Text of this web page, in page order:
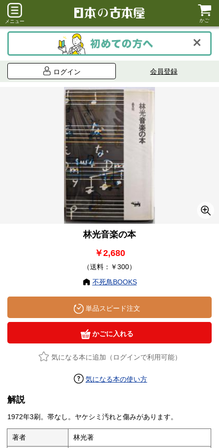
メニュー かご
ログイン 会員登録
林光音楽の本
￥2,680
（送料：￥300）
不死鳥BOOKS
単品スピード注文
かごに入れる
気になる本に追加（ログインで利用可能）
気になる本の使い方
解説
1972年3刷。帯なし。ヤケシミ汚れと傷みがあります。
著者 林光著